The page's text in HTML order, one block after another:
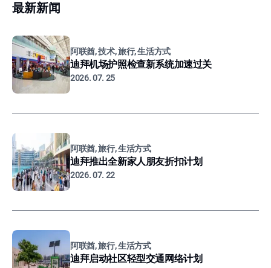
最新新闻
阿联酋, 技术, 旅行, 生活方式
迪拜机场护照检查新系统加速过关
2026. 07. 25
阿联酋, 旅行, 生活方式
迪拜推出全新家人朋友折扣计划
2026. 07. 22
阿联酋, 旅行, 生活方式
迪拜启动社区轻型交通网络计划